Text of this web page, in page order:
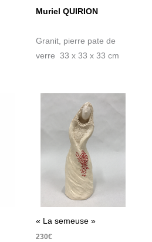
Muriel QUIRION
Granit, pierre pate de
verre 33 x 33 x 33 cm
« La semeuse »
230€